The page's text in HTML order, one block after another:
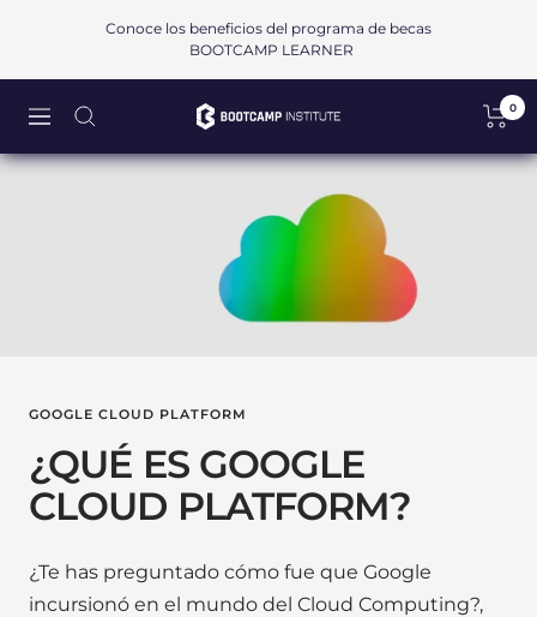
Conoce los beneficios del programa de becas
BOOTCAMP LEARNER
Navigación
Bootcamp
SAPI
0
GOOGLE CLOUD PLATFORM
¿QUÉ ES GOOGLE
CLOUD PLATFORM?
¿Te has preguntado cómo fue que Google
incursionó en el mundo del Cloud Computing?,